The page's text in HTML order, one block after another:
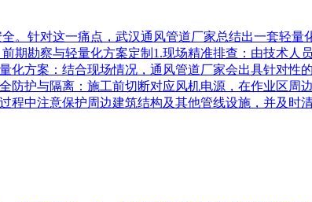
。针对这一痛点，武汉通风管道厂家总结出一套轻量
勘察与轻量化方案定制1.现场精准排查：由技术人
方案：结合现场情况，通风管道厂家会出具针对性
护与隔离：施工前切断对应风机电源，在作业区周
中注意保护周边建筑结构及其他管线设施，并及时